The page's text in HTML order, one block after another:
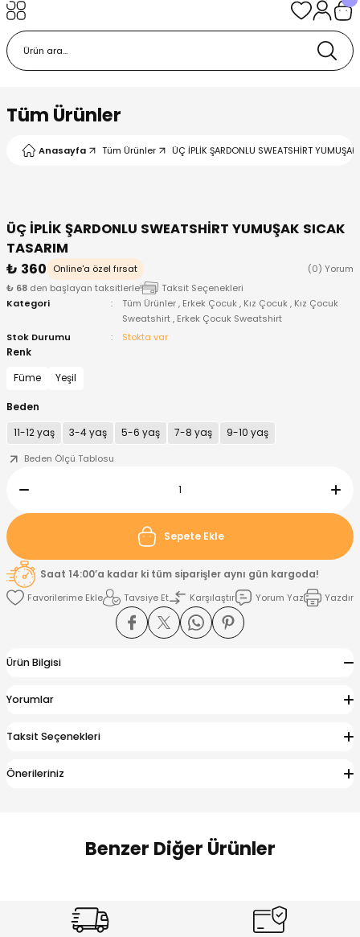
Tüm Ürünler
Anasayfa Tüm Ürünler ÜÇ İPLİK ŞARDONLU SWEATSHİRT
ÜÇ İPLİK ŞARDONLU SWEATSHİRT YUMUŞAK SICAK
TASARIM
₺ 360
Online'a özel fırsat
(0) Yorum
₺ 68 den başlayan taksitlerle!
Taksit Seçenekleri
Kategori
Tüm Ürünler , Erkek Çocuk , Kız Çocuk , Kız Çocuk
Sweatshirt , Erkek Çocuk Sweatshirt
Stok Durumu
Stokta var
Renk
Füme
Yeşil
Beden
11-12 yaş
3-4 yaş 5-6 yaş 7-8 yaş
9-10 yaş
Beden Ölçü Tablosu
Sepete Ekle
Saat 14:00’a kadar ki tüm siparişler aynı gün kargoda!
Tavsiye Et
Karşılaştır Yorum Yaz Yazdır
Ürün Bilgisi
Yorumlar
Taksit Seçenekleri
Önerileriniz
Benzer Diğer Ürünler
Macera Erkek Çocuk Pantolon Macera Erkek Çocuk Pantolon
Alt
ve Taç
Takımı
Shirt
Elbise
Alt
ve Patik
Takımı
Bere ve Eldiven
Body
ve Patik
Çıkışı ve Zıbın Seti
Takımı
Alt
Ürünleri